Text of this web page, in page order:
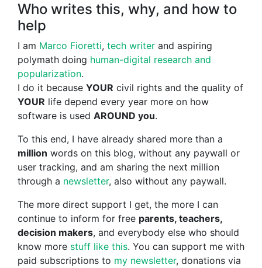
Who writes this, why, and how to
help
I am Marco Fioretti, tech writer and aspiring
polymath doing human-digital research and
popularization.
I do it because YOUR civil rights and the quality of
YOUR life depend every year more on how
software is used AROUND you.
To this end, I have already shared more than a
million words on this blog, without any paywall or
user tracking, and am sharing the next million
through a newsletter, also without any paywall.
The more direct support I get, the more I can
continue to inform for free parents, teachers,
decision makers, and everybody else who should
know more stuff like this. You can support me with
paid subscriptions to my newsletter, donations via